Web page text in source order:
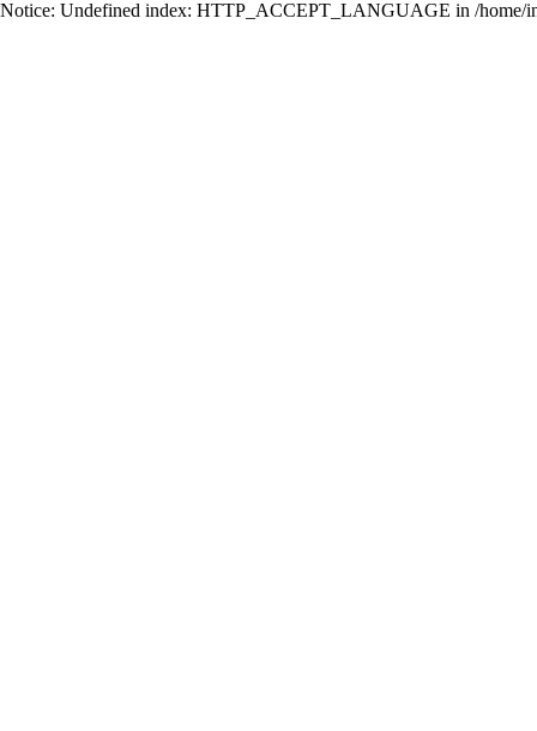
Notice: Undefined index: HTTP_ACCEPT_LANGUAGE in /home/